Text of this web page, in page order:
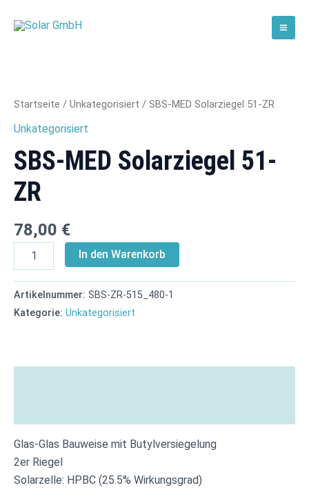
Inhalt
Startseite / Unkategorisiert / SBS-MED Solarziegel 51-ZR
Unkategorisiert
SBS-MED Solarziegel 51-
ZR
78,00 €
51-
Menge
In den Warenkorb
Artikelnummer: SBS-ZR-515_480-1
Kategorie: Unkategorisiert
Glas-Glas Bauweise mit Butylversiegelung
2er Riegel
Solarzelle: HPBC (25.5% Wirkungsgrad)